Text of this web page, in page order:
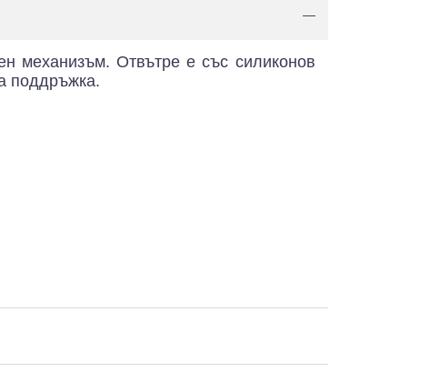
—
механизъм. Отвътре е със силиконов
поддръжка.